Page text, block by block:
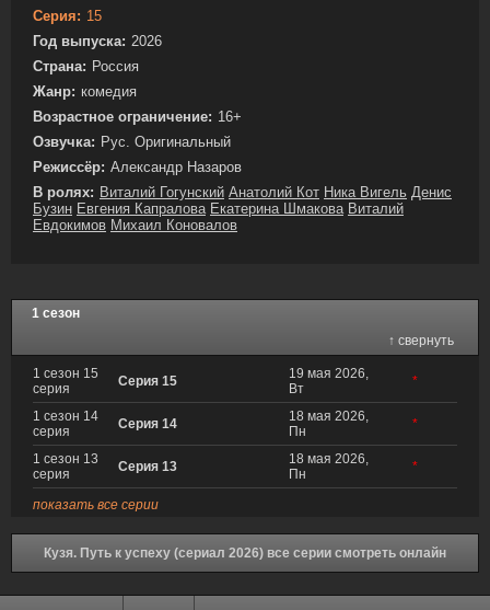
Серия: 15
Год выпуска: 2026
Страна: Россия
Жанр: комедия
Возрастное ограничение: 16+
Озвучка: Рус. Оригинальный
Режиссёр: Александр Назаров
В ролях: Виталий Гогунский Анатолий Кот Ника Вигель Денис
Бузин Евгения Капралова Екатерина Шмакова Виталий
Евдокимов Михаил Коновалов
1 сезон
↑ свернуть
1 сезон 15
серия
Серия 15
19 мая 2026,
Вт
*
1 сезон 14
серия
Серия 14
18 мая 2026,
Пн
*
1 сезон 13
серия
Серия 13
18 мая 2026,
Пн
*
показать все серии
Кузя. Путь к успеху (сериал 2026) все серии смотреть онлайн